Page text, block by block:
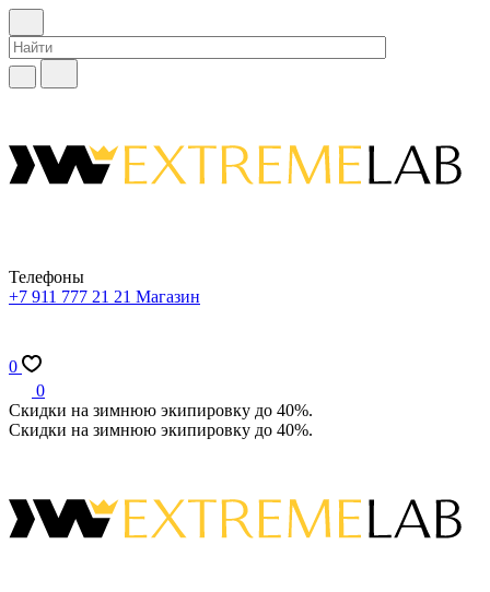
Телефоны
+7 911 777 21 21 Магазин
0
0
Скидки на зимнюю экипировку до 40%.
Скидки на зимнюю экипировку до 40%.